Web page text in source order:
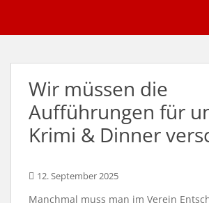
i
Wir müssen die
Aufführungen für
Krimi & Dinner
12. September 2025
Manchmal muss man im Verein